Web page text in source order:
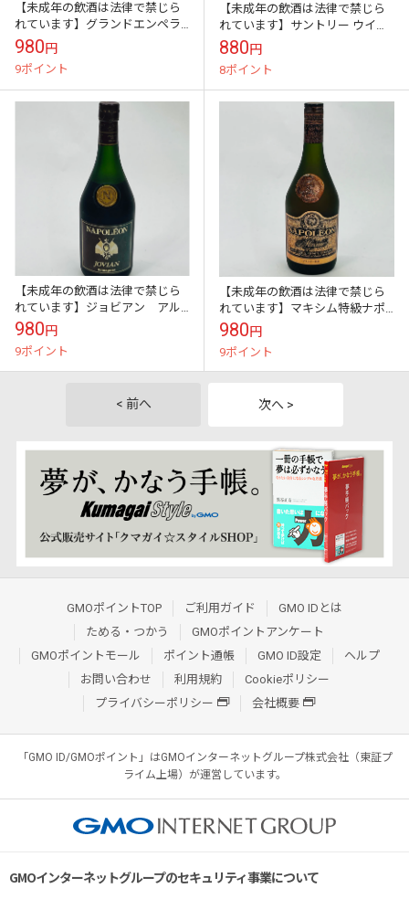
【未成年の飲酒は法律で禁じら
れています】グランドエンペラ
ー 液ヘリ 1202g ナポレオ
ンブランデー700ml40度
980円
9ポイント
【未成年の飲酒は法律で禁じら
れています】サントリー ウイス
キー トリスクラシック ウイスキ
ー 日本 700ml
880円
8ポイント
【未成年の飲酒は法律で禁じら
れています】ジョビアン アル
マニャック ナポレオンブラン
デー700ml40度
980円
9ポイント
【未成年の飲酒は法律で禁じら
れています】マキシム特級ナポ
レオンブランデー700ml40度
980円
9ポイント
< 前へ 次へ >
GMOポイントTOP ご利用ガイド
GMO IDとは
ためる・つかう
GMOポイントアンケート
GMOポイントモール
ポイント通帳 GMO ID設定
ヘルプ
お問い合わせ
利用規約
Cookieポリシー
プライバシーポリシー
会社概要
「GMO ID/GMOポイント」はGMOインターネットグループ株式会社（東証プ
ライム上場）が運営しています。
GMOインターネットグループのセキュリティ事業について